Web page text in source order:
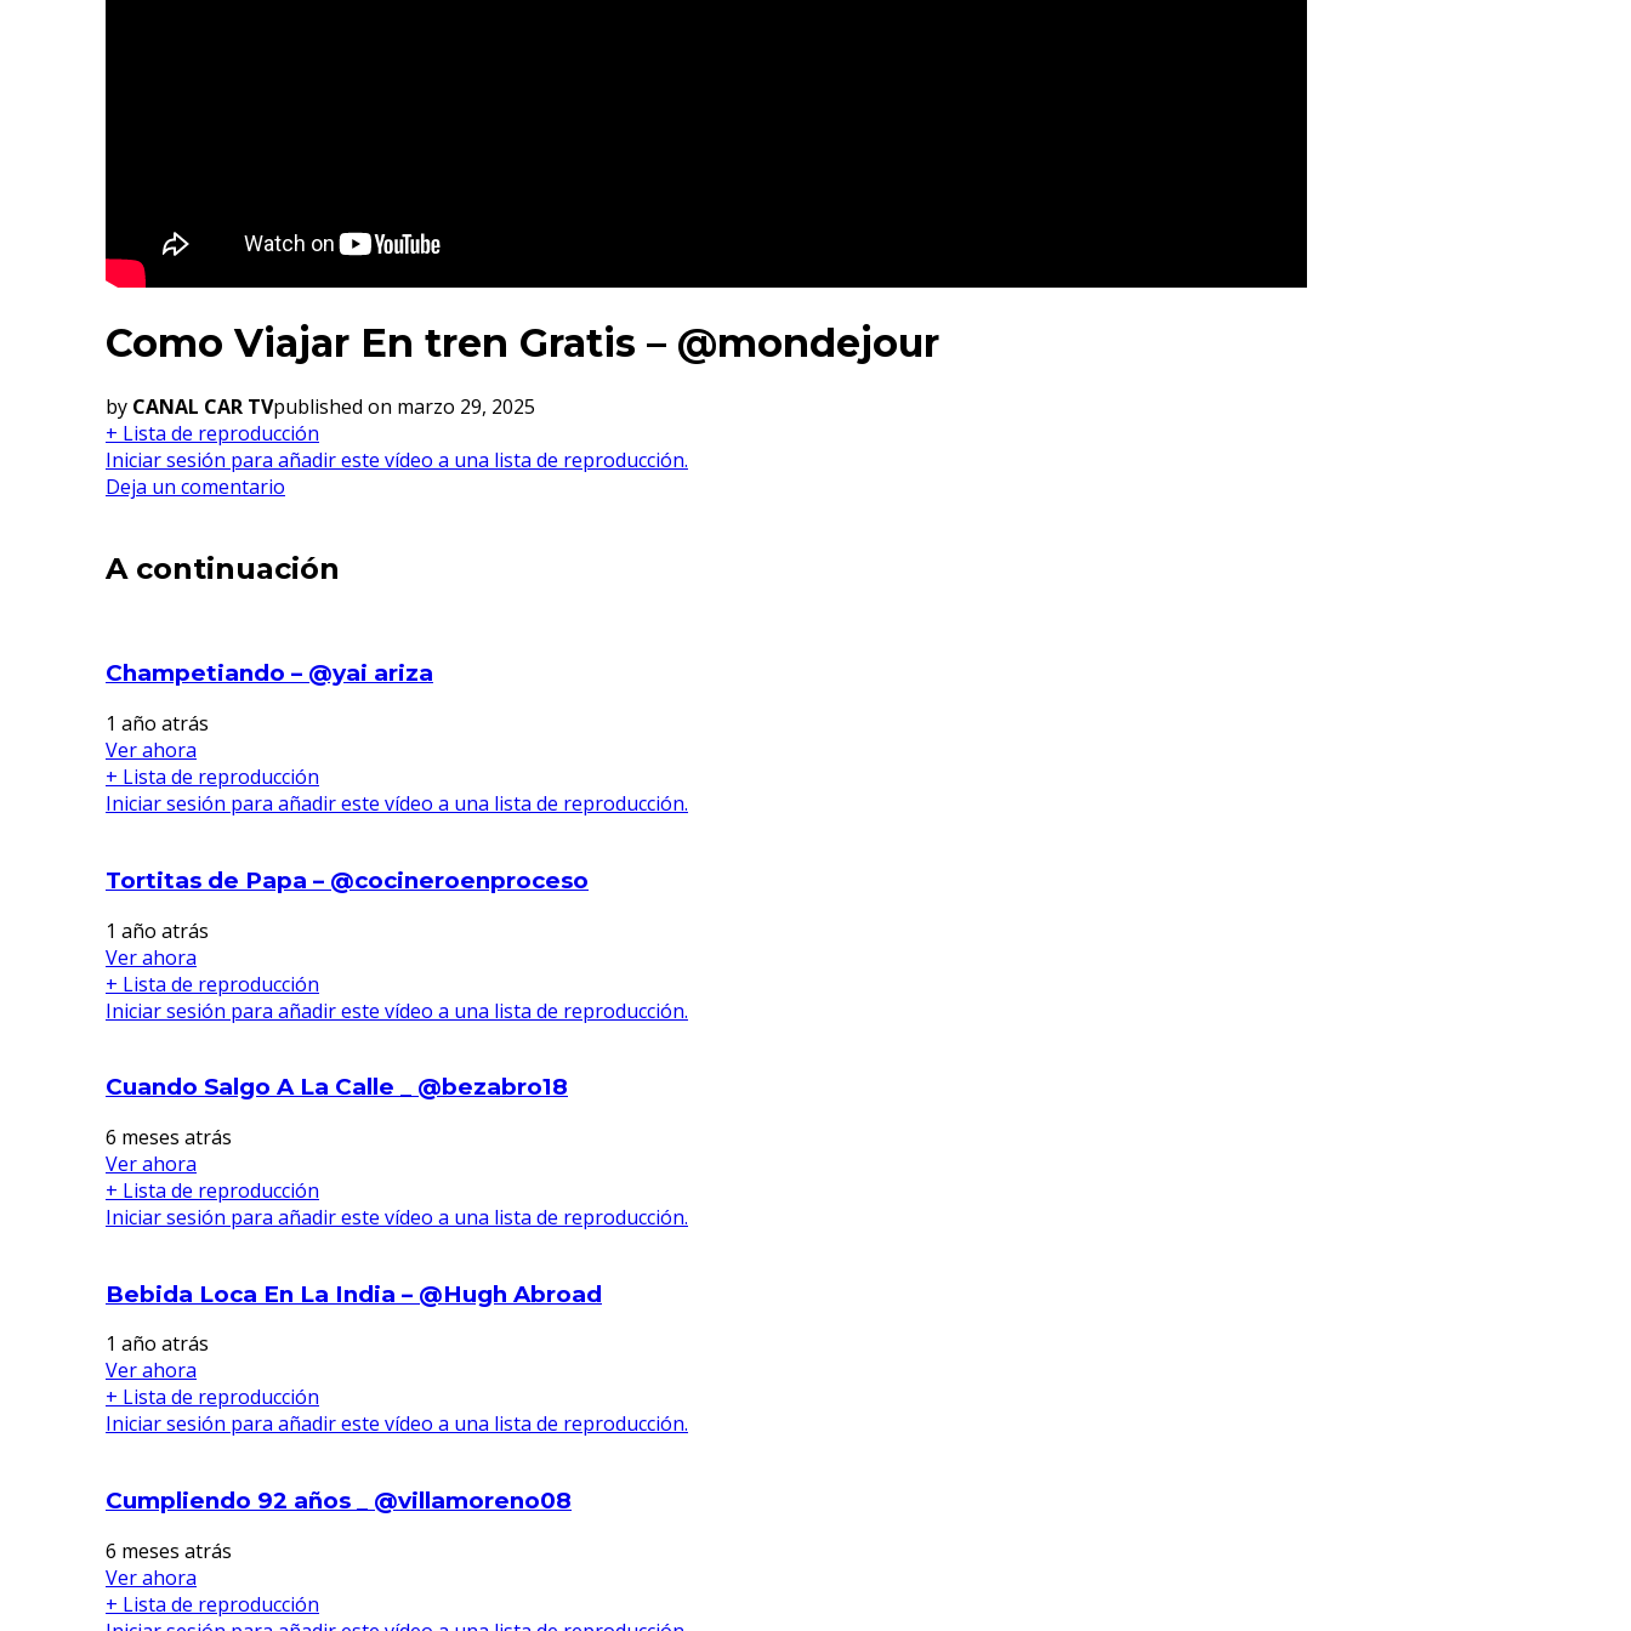
Como Viajar En tren Gratis – @mondejour
by CANAL CAR TVpublished on marzo 29, 2025
+ Lista de reproducción
Iniciar sesión para añadir este vídeo a una lista de reproducción.
Deja un comentario
A continuación
Champetiando – @yai ariza
1 año atrás
Ver ahora
+ Lista de reproducción
Iniciar sesión para añadir este vídeo a una lista de reproducción.
Tortitas de Papa – @cocineroenproceso
1 año atrás
Ver ahora
+ Lista de reproducción
Iniciar sesión para añadir este vídeo a una lista de reproducción.
Cuando Salgo A La Calle _ @bezabro18
6 meses atrás
Ver ahora
+ Lista de reproducción
Iniciar sesión para añadir este vídeo a una lista de reproducción.
Bebida Loca En La India – @Hugh Abroad
1 año atrás
Ver ahora
+ Lista de reproducción
Iniciar sesión para añadir este vídeo a una lista de reproducción.
Cumpliendo 92 años _ @villamoreno08
6 meses atrás
Ver ahora
+ Lista de reproducción